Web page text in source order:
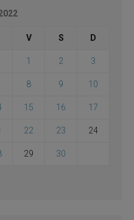
V S D
1 2 3
8 9 10
15 16 17
22 23 24
29 30